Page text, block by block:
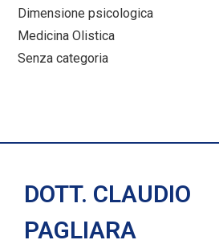
Dimensione psicologica
Medicina Olistica
Senza categoria
DOTT. CLAUDIO
PAGLIARA